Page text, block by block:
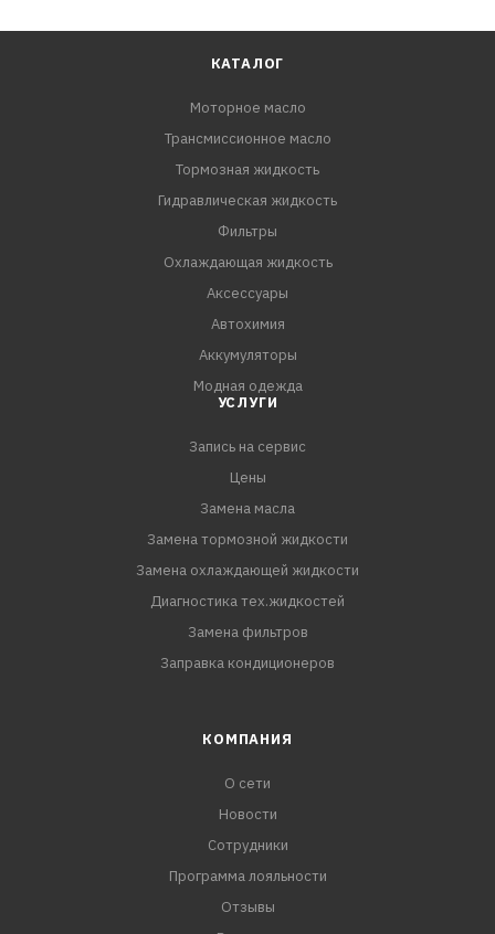
КАТАЛОГ
Моторное масло
Трансмиссионное масло
Тормозная жидкость
Гидравлическая жидкость
Фильтры
Охлаждающая жидкость
Аксессуары
Автохимия
Аккумуляторы
Модная одежда
УСЛУГИ
Запись на сервис
Цены
Замена масла
Замена тормозной жидкости
Замена охлаждающей жидкости
Диагностика тех.жидкостей
Замена фильтров
Заправка кондиционеров
КОМПАНИЯ
О сети
Новости
Сотрудники
Программа лояльности
Отзывы